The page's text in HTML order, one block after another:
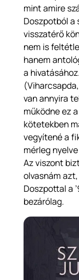
mint amire
Doszpotból a
visszatérő
nem is
hanem
a
van annyira
működne ez
kötetekben
vegyítené a
mérleg
Az viszont
olvasnám
Doszpottal a
bezárólag.